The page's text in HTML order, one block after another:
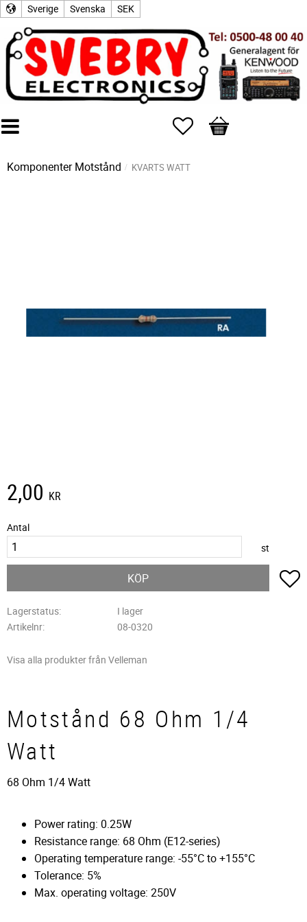
Sverige Svenska SEK
Favoriter
Kundvagn
Komponenter Motstånd KVARTS WATT
2,00 KR
Antal
st
KÖP
Lagerstatus
I lager
Artikelnr
08-0320
Visa alla produkter från Velleman
Motstånd 68 Ohm 1/4
Watt
68 Ohm 1/4 Watt
Power rating: 0.25W
Resistance range: 68 Ohm (E12-series)
Operating temperature range: -55°C to +155°C
Tolerance: 5%
Max. operating voltage: 250V